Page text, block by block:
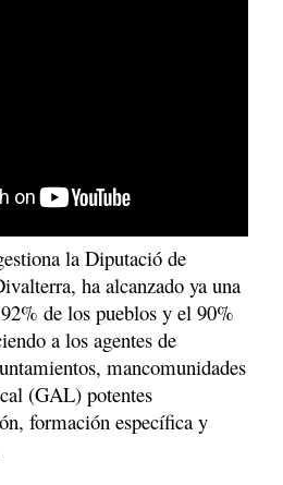
la Diputació de
ha alcanzado ya una
de los pueblos y el 90%
a los agentes de
mancomunidades
(GAL) potentes
formación específica y